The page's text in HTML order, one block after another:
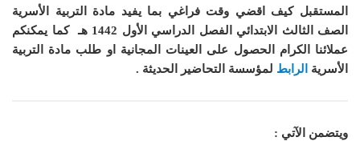
المستقبل كيف اقضي وقت فراغي بما يفيد مادة التربية الأسرية
الصف الثالث الابتدائي الفصل الدراسي الأول 1442 هـ
كما يمكنكم
عملائنا الكرام الحصول على العينات المجانية او طلب مادة التربية
الأسرية
الرابط لمؤسسة التحاضير الحديثة .
ويتضمن الآتي :